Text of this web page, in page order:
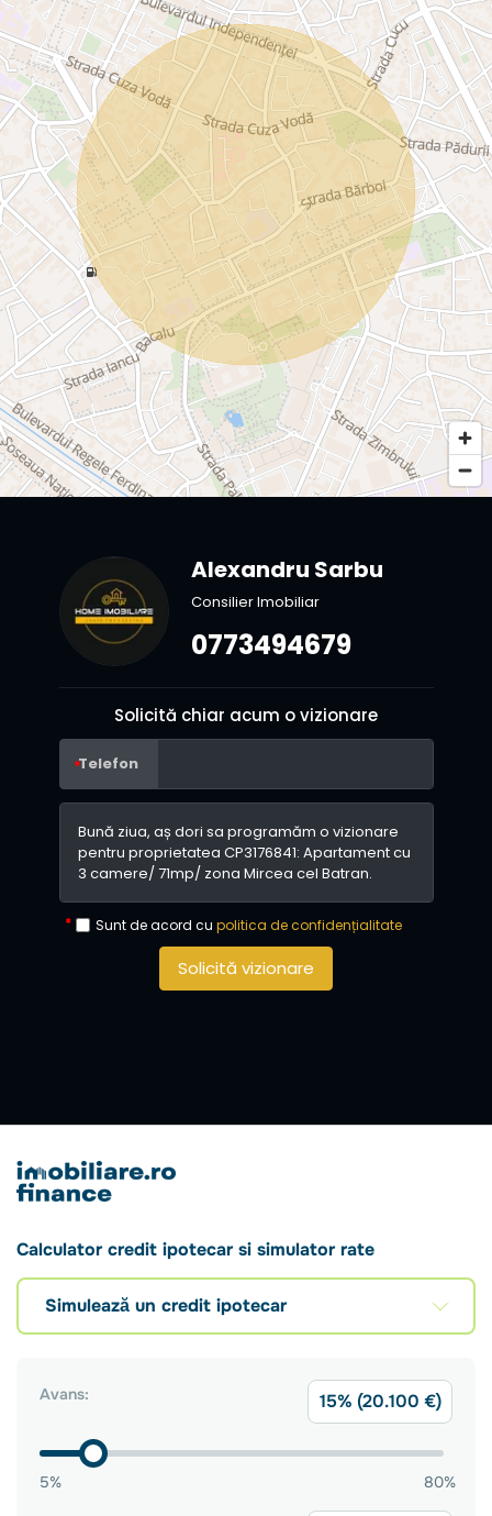
Alexandru Sarbu
Consilier Imobiliar
0773494679
Solicită chiar acum o vizionare
Telefon
Sunt de acord cu politica de confidențialitate
Solicită vizionare